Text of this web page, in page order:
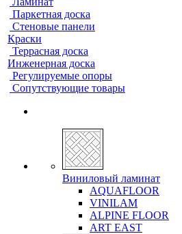
Паркетная доска
Стеновые панели
Краски
Террасная доска
Инженерная доска
Регулируемые опоры
Сопутствующие товары
Виниловый ламинат
AQUAFLOOR
VINILAM
ALPINE FLOOR
ART EAST